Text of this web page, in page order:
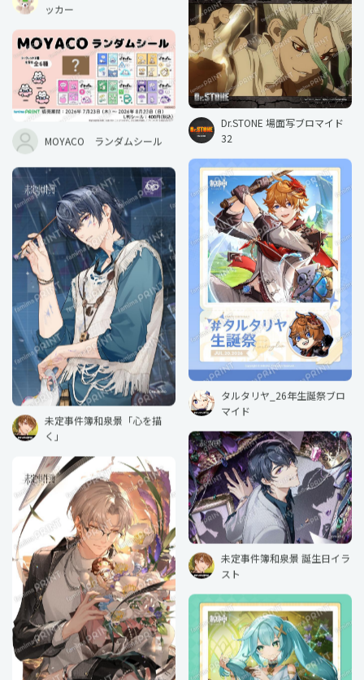
イナーver.
ッカー
Dr.STONE 場面写ブロマイド
32
MOYACO ランダムシール
タルタリヤ_26年生誕祭ブロ
マイド
未定事件簿和泉景「心を描
く」
未定事件簿和泉景 誕生日イラ
スト